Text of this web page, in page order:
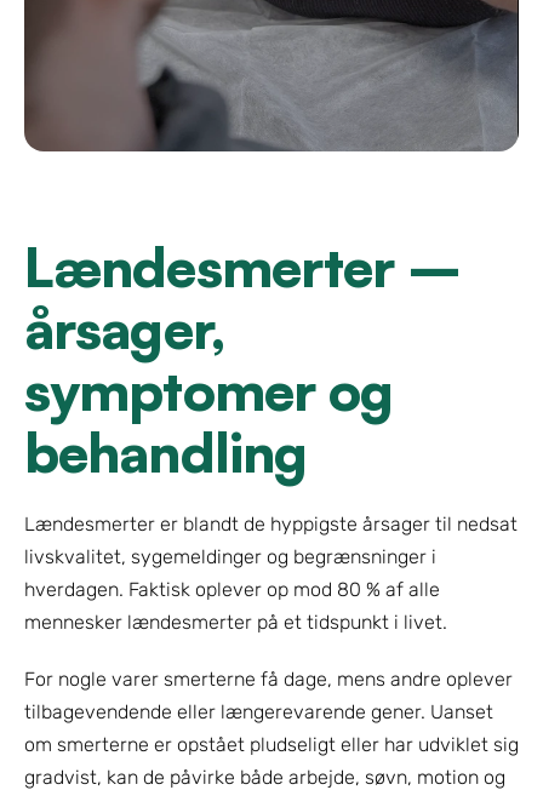
Lændesmerter –
årsager,
symptomer og
behandling
Lændesmerter er blandt de hyppigste årsager til nedsat
livskvalitet, sygemeldinger og begrænsninger i
hverdagen. Faktisk oplever op mod 80 % af alle
mennesker lændesmerter på et tidspunkt i livet.
For nogle varer smerterne få dage, mens andre oplever
tilbagevendende eller længerevarende gener. Uanset
om smerterne er opstået pludseligt eller har udviklet sig
gradvist, kan de påvirke både arbejde, søvn, motion og